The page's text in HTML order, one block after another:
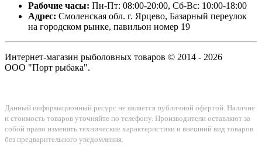
Рабочие часы: Пн-Пт: 08:00-20:00, Сб-Вс: 10:00-18:00
Адрес: Смоленская обл. г. Ярцево, Базарный переулок
на городском рынке, павильон номер 19
Интернет-магазин рыболовных товаров © 2014 - 2026
ООО "Порт рыбака".
Данный информационный ресурс не является публичной офертой. Наличие
и стоимость товаров уточняйте по телефону. Производители оставляют за
собой право изменять технические характеристики и внешний вид товаров
без предварительного уведомления.